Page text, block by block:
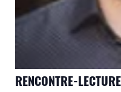
RENCONTRE-